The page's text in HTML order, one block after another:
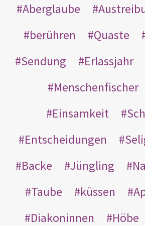
Aberglaube
berühren
Quaste
Sendung
Erlassjahr
Menschenfischer
Einsamkeit
Entscheidungen
Backe
Jüngling
Taube
küssen
Diakoninnen
Höbe